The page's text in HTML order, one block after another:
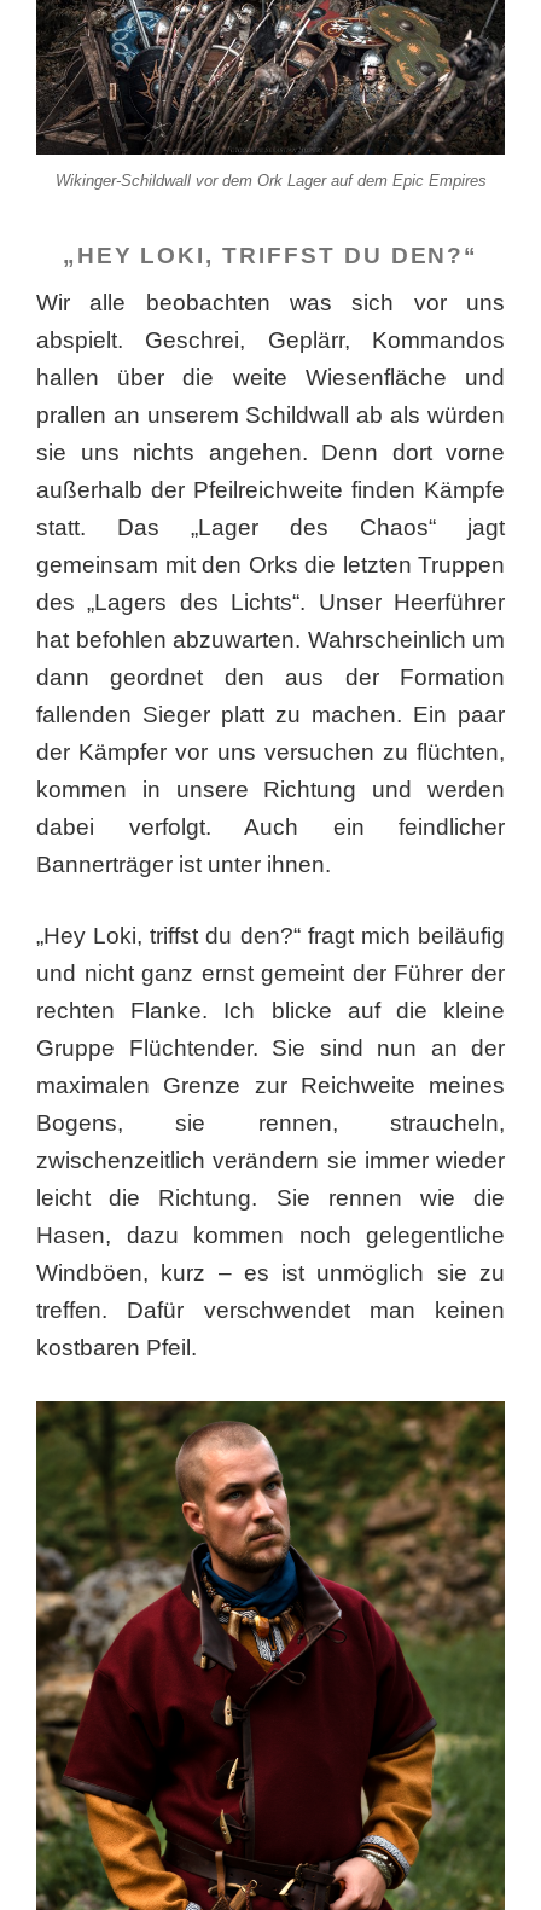
Wikinger-Schildwall vor dem Ork Lager auf dem Epic Empires
„HEY LOKI, TRIFFST DU DEN?“
Wir alle beobachten was sich vor uns
abspielt. Geschrei, Geplärr, Kommandos
hallen über die weite Wiesenfläche und
prallen an unserem Schildwall ab als würden
sie uns nichts angehen. Denn dort vorne
außerhalb der Pfeilreichweite finden Kämpfe
statt. Das „Lager des Chaos“ jagt
gemeinsam mit den Orks die letzten Truppen
des „Lagers des Lichts“. Unser Heerführer
hat befohlen abzuwarten. Wahrscheinlich um
dann geordnet den aus der Formation
fallenden Sieger platt zu machen. Ein paar
der Kämpfer vor uns versuchen zu flüchten,
kommen in unsere Richtung und werden
dabei verfolgt. Auch ein feindlicher
Bannerträger ist unter ihnen.
„Hey Loki, triffst du den?“ fragt mich beiläufig
und nicht ganz ernst gemeint der Führer der
rechten Flanke. Ich blicke auf die kleine
Gruppe Flüchtender. Sie sind nun an der
maximalen Grenze zur Reichweite meines
Bogens, sie rennen, straucheln,
zwischenzeitlich verändern sie immer wieder
leicht die Richtung. Sie rennen wie die
Hasen, dazu kommen noch gelegentliche
Windböen, kurz – es ist unmöglich sie zu
treffen. Dafür verschwendet man keinen
kostbaren Pfeil.